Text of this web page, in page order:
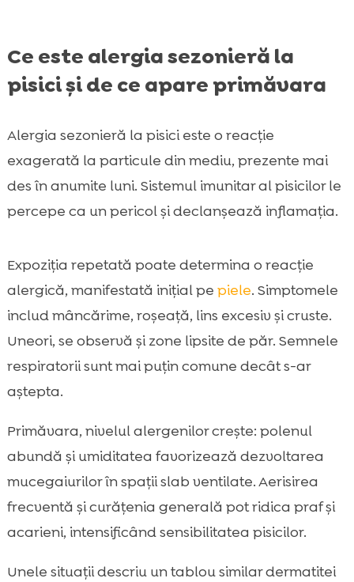
Ce este alergia sezonieră la
pisici și de ce apare primăvara
Alergia sezonieră la pisici este o reacție
exagerată la particule din mediu, prezente mai
des în anumite luni. Sistemul imunitar al pisicilor le
percepe ca un pericol și declanșează inflamația.
Expoziția repetată poate determina o reacție
alergică, manifestată inițial pe piele. Simptomele
includ mâncărime, roșeață, lins excesiv și cruste.
Uneori, se observă și zone lipsite de păr. Semnele
respiratorii sunt mai puțin comune decât s-ar
aștepta.
Primăvara, nivelul alergenilor crește: polenul
abundă și umiditatea favorizează dezvoltarea
mucegaiurilor în spații slab ventilate. Aerisirea
frecventă și curățenia generală pot ridica praf și
acarieni, intensificând sensibilitatea pisicilor.
Unele situații descriu un tablou similar dermatitei